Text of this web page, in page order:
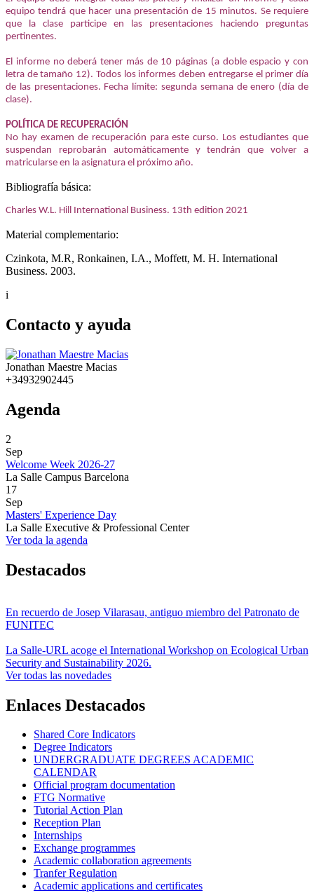
equipo tendrá que hacer una presentación de 15 minutos. Se requiere
que la clase participe en las presentaciones haciendo preguntas
pertinentes.
El informe no deberá tener más de 10 páginas (a doble espacio y con
letra de tamaño 12). Todos los informes deben entregarse el primer día
de las presentaciones. Fecha límite: segunda semana de enero (día de
clase).
POLÍTICA DE RECUPERACIÓN
No hay examen de recuperación para este curso. Los estudiantes que
suspendan reprobarán automáticamente y tendrán que volver a
matricularse en la asignatura el próximo año.
Bibliografía básica:
Charles W.L. Hill International Business. 13th edition 2021
Material complementario:
Czinkota, M.R, Ronkainen, I.A., Moffett, M. H. International
Business. 2003.
i
Contacto y ayuda
Jonathan Maestre Macias
+34932902445
Agenda
2
Sep
Welcome Week 2026-27
La Salle Campus Barcelona
17
Sep
Masters' Experience Day
La Salle Executive & Professional Center
Ver toda la agenda
Destacados
En recuerdo de Josep Vilarasau, antiguo miembro del Patronato de
FUNITEC
La Salle-URL acoge el International Workshop on Ecological Urban
Security and Sustainability 2026.
Ver todas las novedades
Enlaces Destacados
Shared Core Indicators
Degree Indicators
UNDERGRADUATE DEGREES ACADEMIC
CALENDAR
Official program documentation
FTG Normative
Tutorial Action Plan
Reception Plan
Internships
Exchange programmes
Academic collaboration agreements
Tranfer Regulation
Academic applications and certificates